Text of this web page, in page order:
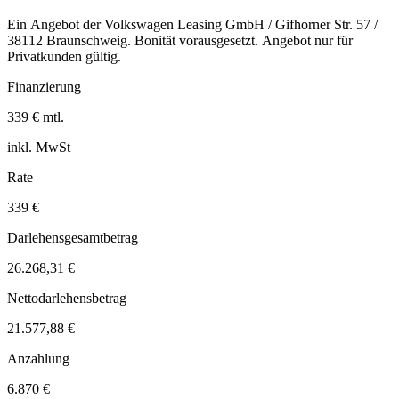
Ein Angebot der Volkswagen Leasing GmbH / Gifhorner Str. 57 /
38112 Braunschweig. Bonität vorausgesetzt. Angebot nur für
Privatkunden gültig.
Finanzierung
339 € mtl.
inkl. MwSt
Rate
339 €
Darlehensgesamtbetrag
26.268,31 €
Nettodarlehensbetrag
21.577,88 €
Anzahlung
6.870 €